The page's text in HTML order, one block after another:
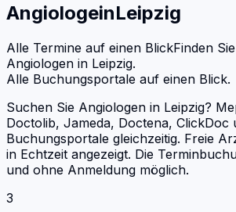
AngiologeinLeipzig
Alle Termine auf einen BlickFinden
Angiologen in Leipzig.
Alle Buchungsportale auf einen Blick.
Suchen Sie Angiologen in Leipzig?
Doctolib, Jameda, Doctena, ClickDoc
Buchungsportale gleichzeitig. Freie
in Echtzeit angezeigt. Die
und ohne Anmeldung möglich.
3